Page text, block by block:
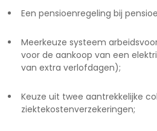
Een pensioenregeling bij
Meerkeuze systeem
voor de aankoop van een
van extra verlofdagen);
Keuze uit twee aantrekkelijke
ziektekostenverzekeringen;